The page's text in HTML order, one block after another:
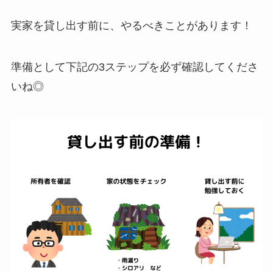
実家を貸し出す前に、やるべきことがあります！
準備として下記の3ステップを必ず確認してくださ
いね◎